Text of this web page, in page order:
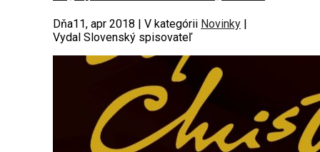
Dňa11, apr 2018 | V kategórii Novinky |
Vydal Slovenský spisovateľ